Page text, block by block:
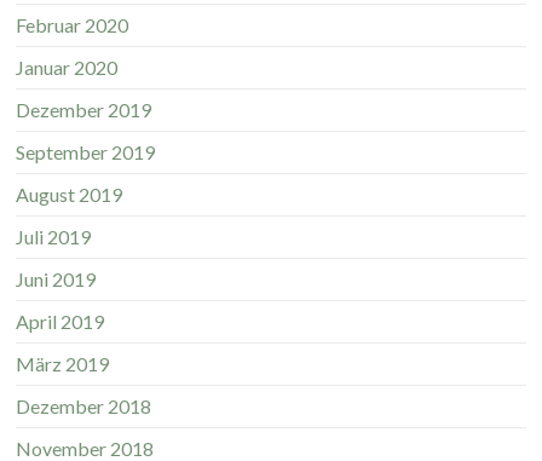
Februar 2020
Januar 2020
Dezember 2019
September 2019
August 2019
Juli 2019
Juni 2019
April 2019
März 2019
Dezember 2018
November 2018